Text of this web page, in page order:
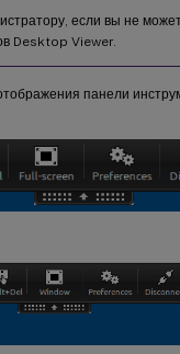
если вы не
Desktop Viewer.
панели